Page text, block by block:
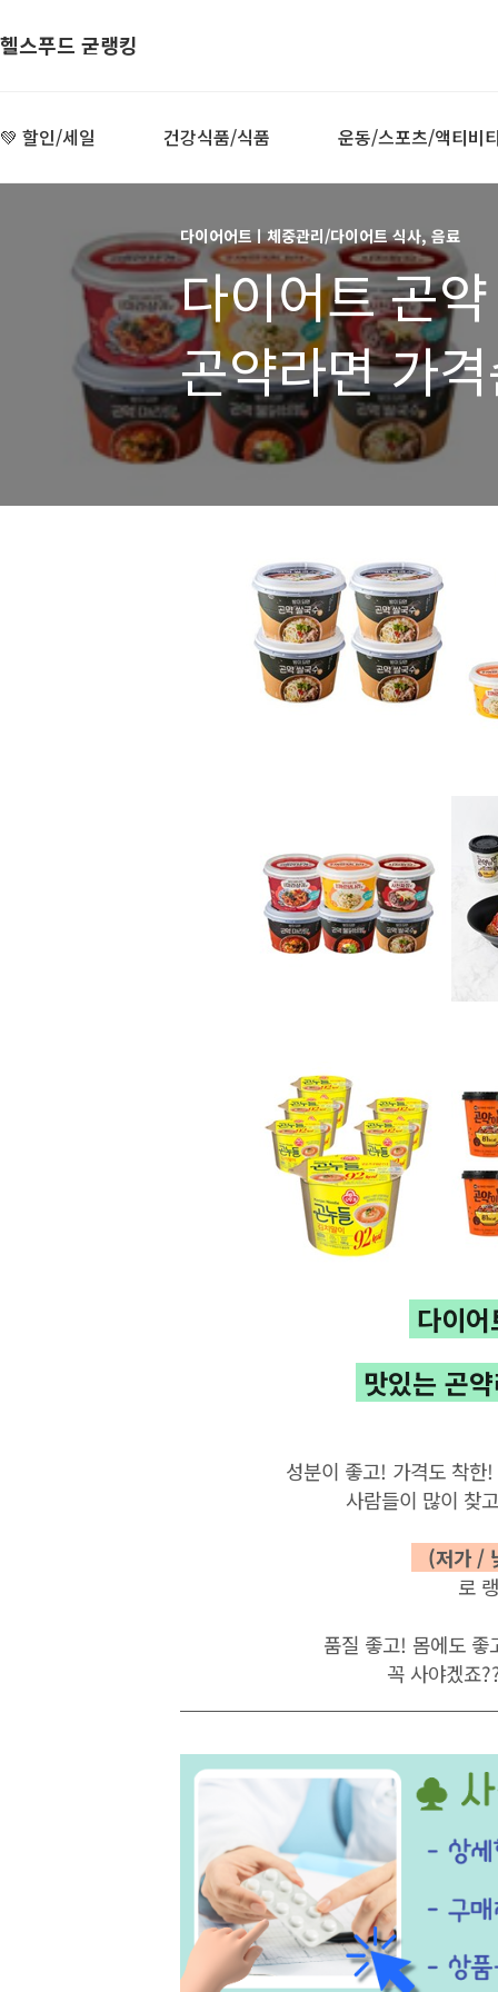
헬스푸드 굳랭킹
💚 할인/세일 건강식품/식품 운동/스포츠/액티비
다이어어트ㅣ체중관리/다이어트 식사, 음료
다이어트 곤
곤약라면 가
다이어트 식
곤약 누들 제
곤약 식품 추
다이
맛있는곤
성분이 좋고! 가격도 착한
사람들이 많이 찾
(저가 /
로
품질 좋고! 몸에도
꼭 사야겠죠